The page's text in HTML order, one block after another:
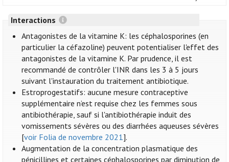
Interactions
Antagonistes de la vitamine K: les céphalosporines (en
particulier la céfazoline) peuvent potentialiser l'effet des
antagonistes de la vitamine K. Par prudence, il est
recommandé de contrôler l'INR dans les 3 à 5 jours
suivant l'instauration du traitement antibiotique.
Estroprogestatifs: aucune mesure contraceptive
supplémentaire n’est requise chez les femmes sous
antibiothérapie, sauf si l'antibiothérapie induit des
vomissements sévères ou des diarrhées aqueuses sévères
[voir Folia de novembre 2021].
Augmentation de la concentration plasmatique des
pénicillines et certaines céphalosporines par diminution de